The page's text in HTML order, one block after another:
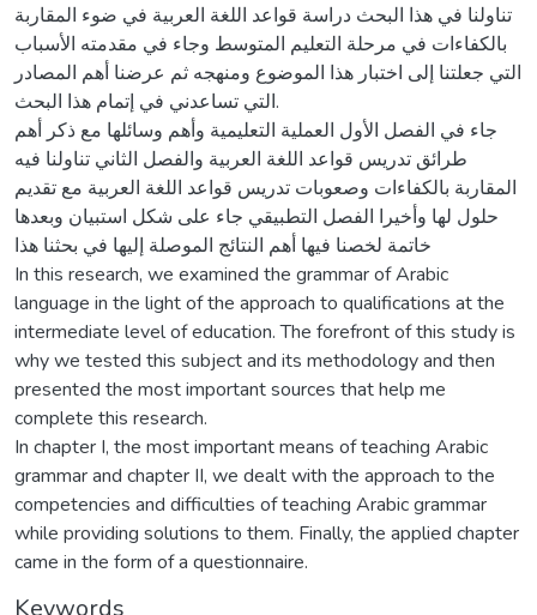
تناولنا في هذا البحث دراسة قواعد اللغة العربية في ضوء المقاربة
بالكفاءات في مرحلة التعليم المتوسط وجاء في مقدمته الأسباب
التي جعلتنا إلى اختبار هذا الموضوع ومنهجه ثم عرضنا أهم المصادر
التي تساعدني في إتمام هذا البحث.
جاء في الفصل الأول العملية التعليمية وأهم وسائلها مع ذكر أهم
طرائق تدريس قواعد اللغة العربية والفصل الثاني تناولنا فيه
المقاربة بالكفاءات وصعوبات تدريس قواعد اللغة العربية مع تقديم
حلول لها وأخيرا الفصل التطبيقي جاء على شكل استبيان وبعدها
خاتمة لخصنا فيها أهم النتائج الموصلة إليها في بحثنا هذا
In this research, we examined the grammar of Arabic
language in the light of the approach to qualifications at the
intermediate level of education. The forefront of this study is
why we tested this subject and its methodology and then
presented the most important sources that help me
complete this research.
In chapter I, the most important means of teaching Arabic
grammar and chapter II, we dealt with the approach to the
competencies and difficulties of teaching Arabic grammar
while providing solutions to them. Finally, the applied chapter
came in the form of a questionnaire.
Keywords